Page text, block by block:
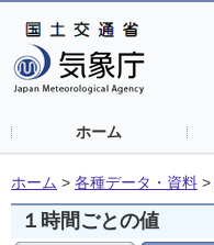
ホーム
ホーム > 各種データ・資料 >
１時間ごとの値